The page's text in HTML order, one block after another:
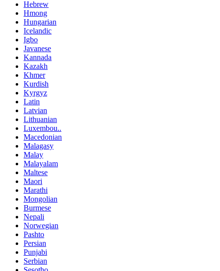
Hebrew
Hmong
Hungarian
Icelandic
Igbo
Javanese
Kannada
Kazakh
Khmer
Kurdish
Kyrgyz
Latin
Latvian
Lithuanian
Luxembou..
Macedonian
Malagasy
Malay
Malayalam
Maltese
Maori
Marathi
Mongolian
Burmese
Nepali
Norwegian
Pashto
Persian
Punjabi
Serbian